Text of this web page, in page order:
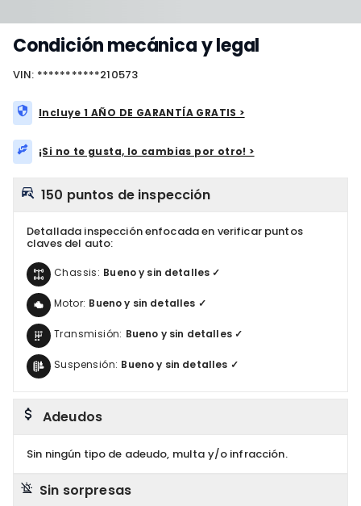
Condición mecánica y legal
VIN: ***********210573
Incluye 1 AÑO DE GARANTÍA GRATIS >
¡Si no te gusta, lo cambias por otro! >
150 puntos de inspección
Detallada inspección enfocada en verificar puntos
claves del auto:
Chassis: Bueno y sin detalles ✓
Motor: Bueno y sin detalles ✓
Transmisión: Bueno y sin detalles ✓
Suspensión: Bueno y sin detalles ✓
Adeudos
Sin ningún tipo de adeudo, multa y/o infracción.
Sin sorpresas